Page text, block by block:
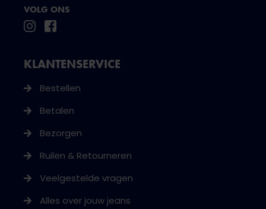
VOLG ONS
KLANTENSERVICE
Bestellen
Betalen
Bezorgen
Ruilen & Retourneren
Veelgestelde vragen
Alles over jouw jeans